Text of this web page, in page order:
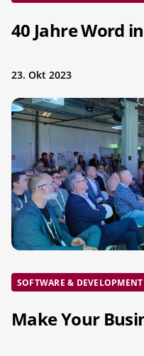
40 Jahre Word
23. Okt 2023
SOFTWARE & DEVELOPMENT
Make Your